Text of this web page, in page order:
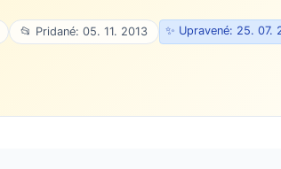
📂 Pridané: 05. 11. 2013 ✨ Upravené: 25. 07.